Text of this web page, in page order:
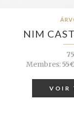
NIM
Membres:
VOIR